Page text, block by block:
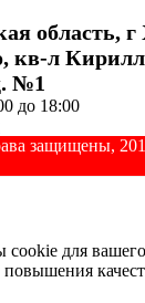
область,
кв-л
№1
до 18:00
защищены,
для вашего